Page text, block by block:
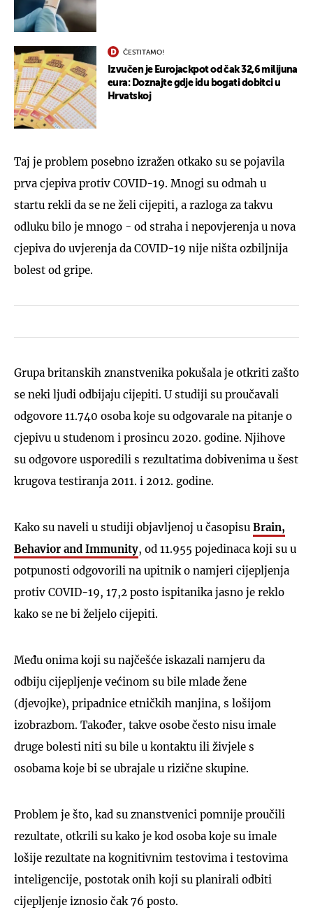
ČESTITAMO!
Izvučen je Eurojackpot od čak 32,6 milijuna
eura: Doznajte gdje idu bogati dobitci u
Hrvatskoj
Taj je problem posebno izražen otkako su se pojavila
prva cjepiva protiv COVID-19. Mnogi su odmah u
startu rekli da se ne želi cijepiti, a razloga za takvu
odluku bilo je mnogo - od straha i nepovjerenja u nova
cjepiva do uvjerenja da COVID-19 nije ništa ozbiljnija
bolest od gripe.
Grupa britanskih znanstvenika pokušala je otkriti zašto
se neki ljudi odbijaju cijepiti. U studiji su proučavali
odgovore 11.740 osoba koje su odgovarale na pitanje o
cjepivu u studenom i prosincu 2020. godine. Njihove
su odgovore usporedili s rezultatima dobivenima u šest
krugova testiranja 2011. i 2012. godine.
Kako su naveli u studiji objavljenoj u časopisu Brain,
Behavior and Immunity, od 11.955 pojedinaca koji su u
potpunosti odgovorili na upitnik o namjeri cijepljenja
protiv COVID-19, 17,2 posto ispitanika jasno je reklo
kako se ne bi željelo cijepiti.
Među onima koji su najčešće iskazali namjeru da
odbiju cijepljenje većinom su bile mlade žene
(djevojke), pripadnice etničkih manjina, s lošijom
izobrazbom. Također, takve osobe često nisu imale
druge bolesti niti su bile u kontaktu ili živjele s
osobama koje bi se ubrajale u rizične skupine.
Problem je što, kad su znanstvenici pomnije proučili
rezultate, otkrili su kako je kod osoba koje su imale
lošije rezultate na kognitivnim testovima i testovima
inteligencije, postotak onih koji su planirali odbiti
cijepljenje iznosio čak 76 posto.